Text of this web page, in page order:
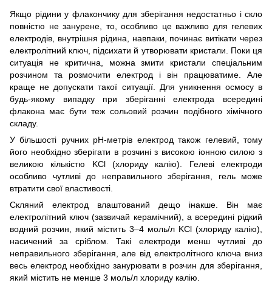
Якщо рідини у флакончику для зберігання недостатньо і скло
повністю не занурене, то, особливо це важливо для гелевих
електродів, внутрішня рідина, навпаки, починає витікати через
електролітний ключ, підсихати й утворювати кристали. Поки ця
ситуація не критична, можна змити кристали спеціальним
розчином та розмочити електрод і він працюватиме. Але
краще не допускати такої ситуації. Для уникнення осмосу в
будь-якому випадку при зберіганні електрода всередині
флакона має бути теж сольовий розчин подібного хімічного
складу.
У більшості ручних рН-метрів електрод також гелевий, тому
його необхідно зберігати в розчині з високою іонною силою з
великою кількістю KCl (хлориду калію). Гелеві електроди
особливо чутливі до неправильного зберігання, гель може
втратити свої властивості.
Скляний електрод влаштований дещо інакше. Він має
електролітний ключ (зазвичай керамічний), а всередині рідкий
водний розчин, який містить 3‒4 моль/л KCl (хлориду калію),
насичений за сріблом. Такі електроди менш чутливі до
неправильного зберігання, але від електролітного ключа вниз
весь електрод необхідно занурювати в розчин для зберігання,
який містить не менше 3 моль/л хлориду калію.